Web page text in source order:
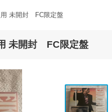
用 未開封 FC限定盤
未開封 FC限定盤